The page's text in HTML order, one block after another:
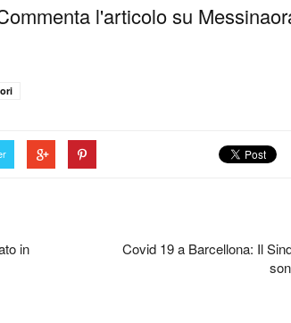
l'articolo su
in
Covid 19 a Barcellona: Il